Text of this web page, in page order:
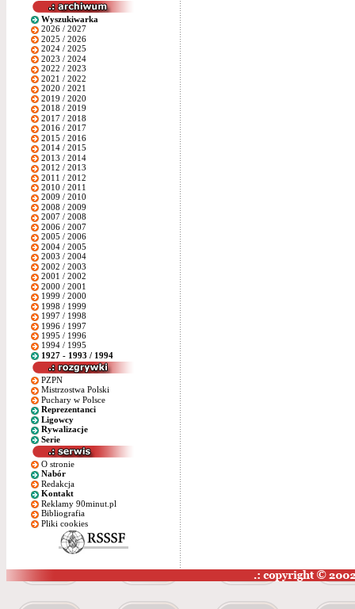
Wyszukiwarka
2026 / 2027
2025 / 2026
2024 / 2025
2023 / 2024
2022 / 2023
2021 / 2022
2020 / 2021
2019 / 2020
2018 / 2019
2017 / 2018
2016 / 2017
2015 / 2016
2014 / 2015
2013 / 2014
2012 / 2013
2011 / 2012
2010 / 2011
2009 / 2010
2008 / 2009
2007 / 2008
2006 / 2007
2005 / 2006
2004 / 2005
2003 / 2004
2002 / 2003
2001 / 2002
2000 / 2001
1999 / 2000
1998 / 1999
1997 / 1998
1996 / 1997
1995 / 1996
1994 / 1995
1927 - 1993 / 1994
PZPN
Mistrzostwa Polski
Puchary w Polsce
Reprezentanci
Ligowcy
Rywalizacje
Serie
O stronie
Nabór
Redakcja
Kontakt
Reklamy 90minut.pl
Bibliografia
Pliki cookies